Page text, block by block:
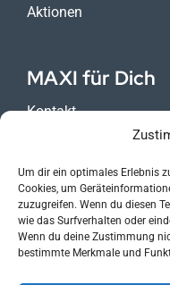
Um dir ein optimales Erlebnis
Cookies, um
zuzugreifen. Wenn du diesen
wie das Surfverhalten oder
Wenn du deine Zustimmung
bestimmte Merkmale und
Aktionen
MAXI für Dich
Kontakt
Impressum
Datenschutz